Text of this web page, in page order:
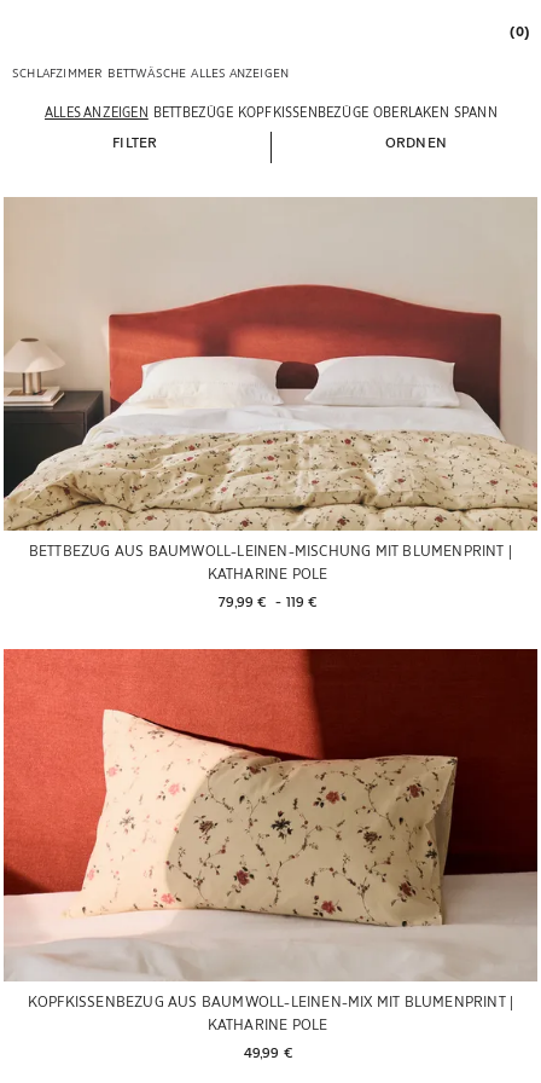
(0)
SCHLAFZIMMER BETTWÄSCHE ALLES ANZEIGEN
ALLES ANZEIGEN BETTBEZÜGE KOPFKISSENBEZÜGE OBERLAKEN
FILTER ORDNEN
BETTBEZUG AUS BAUMWOLL-LEINEN-MISCHUNG MIT BLUMENPRINT |
KATHARINE POLE
79,99 € - 119 €
KOPFKISSENBEZUG AUS BAUMWOLL-LEINEN-MIX MIT BLUMENPRINT |
KATHARINE POLE
49,99 €